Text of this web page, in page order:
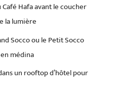
Hafa avant le coucher
la lumière
Socco ou le Petit Socco
médina
un rooftop d’hôtel pour